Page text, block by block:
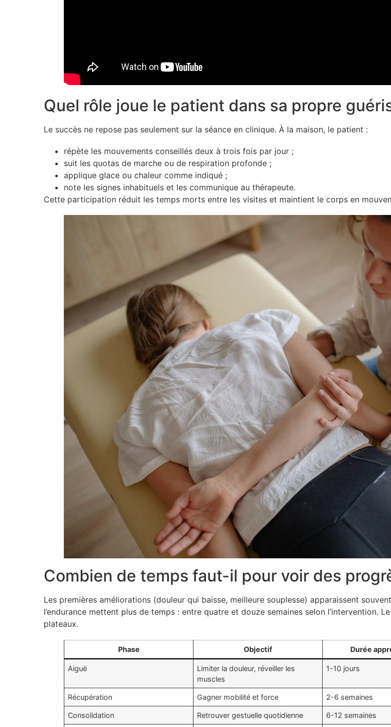
Quel rôle joue le patient dans sa propre
Le succès ne repose pas seulement sur la séance en clinique. À la maison, le patient :
répète les mouvements conseillés deux à trois fois par jour ;
suit les quotas de marche ou de respiration profonde ;
applique glace ou chaleur comme indiqué ;
note les signes inhabituels et les communique au thérapeute.
Cette participation réduit les temps morts entre les visites et maintient le corps en
Combien de temps faut-il pour voir des
Les premières améliorations (douleur qui baisse, meilleure souplesse) apparaissent
l’endurance mettent plus de temps : entre quatre et douze semaines selon l’intervention.
plateaux.
Phase Objectif Durée
Aiguë
Limiter la douleur, réveiller les
muscles
1-10 jours
Récupération Gagner mobilité et force 2-6 semaines
Consolidation Retrouver gestuelle quotidienne 6-12 semaines